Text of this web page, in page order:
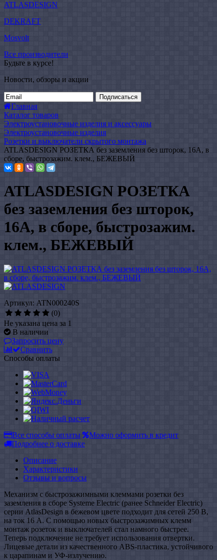
ATLASDESIGN
DEKRAFT
Mosvolt
Все производители
Будьте в курсе!
Новости, обзоры и акции
Подписаться
Главная
Каталог товаров
Электроустановочные изделия и аксессуары
Электроустановочные изделия
Розетки и выключатели скрытого монтажа
ATLASDESIGN РОЗЕТКА без заземления без шторок, 16А, в
сборе, быстрозажим. клем., БЕЖЕВЫЙ
ATLASDESIGN РОЗЕТКА
без заземления без шторок,
16А, в сборе, быстрозажим.
клем., БЕЖЕВЫЙ
Артикул: ATN000240S
(0)
Не указана цена за 1
В наличии
Запросить цену
Сравнить
Способы оплаты
Все способы оплаты
Можно оформить в кредит
Подробнее о доставке
Описание
Характеристики
Отзывы и вопросы
Механизм с быстрозажимными клеммами розетки без
заземления в сборе Systeme Electric (ранее Schneider Electric)
серии AtlasDesign в бежевом цвете подходит для сетей 250 В,
на ток 16 А. С помощью новых быстрозажимных клемм
монтаж розеток и выключателей стал намного быстрее.
Теперь подключение не требует использования отвертки.
Лицевые детали из качественного ABS-пластика, устойчивого
к царапинам и УФ-излучению.